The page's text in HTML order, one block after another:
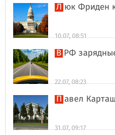
Люк Фриден
10.07, 08:51
В РФ
22.07, 08:23
Павел
31.07, 09:17